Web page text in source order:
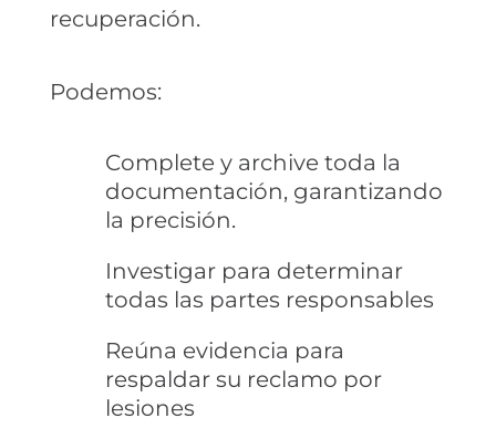
recuperación.
Podemos:
Complete y archive toda la
documentación, garantizando
la precisión.
Investigar para determinar
todas las partes responsables
Reúna evidencia para
respaldar su reclamo por
lesiones